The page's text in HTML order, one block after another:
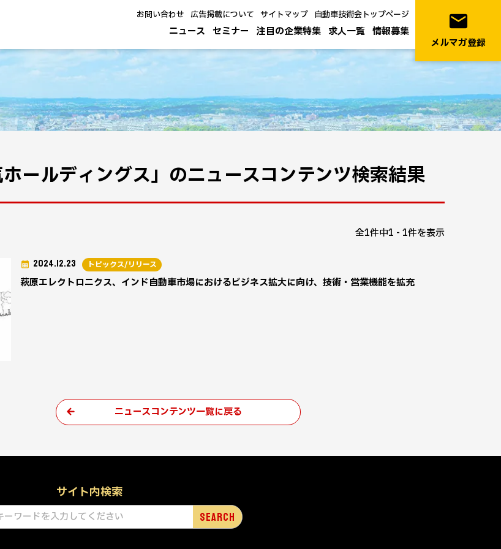
ニュース セミナー 注目の企業特集 求人一覧 情報募集
お問い合わせ 広告掲載について サイトマップ 自動車技術会トップページ email
メルマガ登録
ホールディングス」のニュースコンテンツ検索結果
全1件中1 - 1件を表示
萩原エレクトロニクス、インド自動車市場におけるビジネス拡大に向け、技術・営業機能を拡充
2024.12.23 トピックス/リリース
ニュースコンテンツ一覧に戻る
サイト内検索